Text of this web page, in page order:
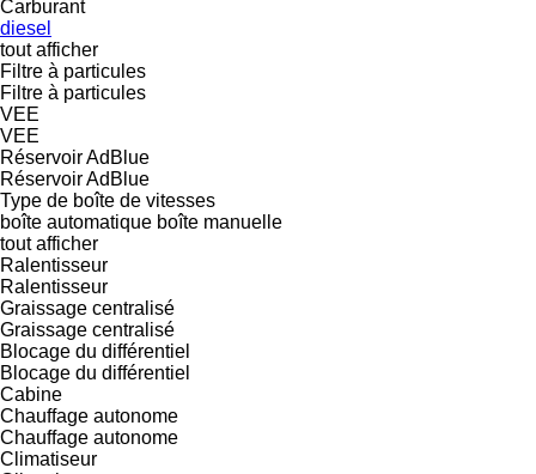
Carburant
diesel
tout afficher
Filtre à particules
Filtre à particules
VEE
VEE
Réservoir AdBlue
Réservoir AdBlue
Type de boîte de vitesses
boîte automatique boîte manuelle
tout afficher
Ralentisseur
Ralentisseur
Graissage centralisé
Graissage centralisé
Blocage du différentiel
Blocage du différentiel
Cabine
Chauffage autonome
Chauffage autonome
Climatiseur